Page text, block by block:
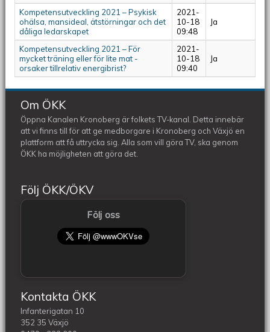
Kompetensutveckling 2021 – Psykisk
ohälsa, mansideal, ätstörningar och det
dåliga ledarskapet
2021-
10-18
09:48
Ja
Kompetensutveckling 2021 – För
mycket träning eller för lite mat -
orsaker tillrelativ energibrist?
2021-
10-18
09:40
Ja
Om ÖKK
Öppna Kanalen Kronoberg är folkets TV-kanal. Detta innebär
att vi finns till för att ge medborgare i Kronoberg och Växjö en
plattform att få uttrycka sig. Alla som vill göra TV, ska genom
ÖKK ha möjligheten att göra det.
Följ ÖKK/ÖKV
Följ oss
Kontakta ÖKK
Infanterigatan 10
352 35 Växjö